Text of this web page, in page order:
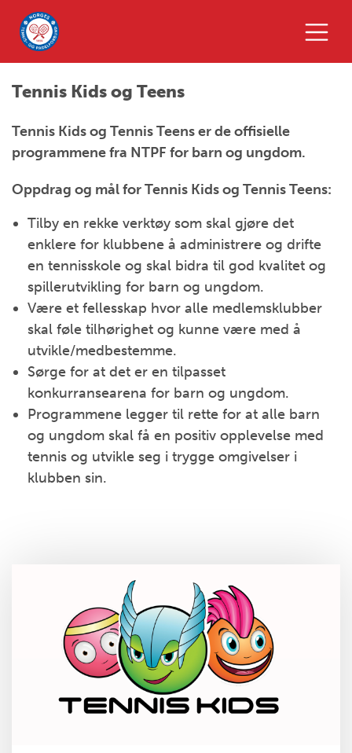
Tennis Kids og Teens
Tennis Kids og Tennis Teens er de offisielle
programmene fra NTPF for barn og ungdom.
Oppdrag og mål for Tennis Kids og Tennis Teens:
Tilby en rekke verktøy som skal gjøre det
enklere for klubbene å administrere og drifte
en tennisskole og skal bidra til god kvalitet og
spillerutvikling for barn og ungdom.
Være et fellesskap hvor alle medlemsklubber
skal føle tilhørighet og kunne være med å
utvikle/medbestemme.
Sørge for at det er en tilpasset
konkurransearena for barn og ungdom.
Programmene legger til rette for at alle barn
og ungdom skal få en positiv opplevelse med
tennis og utvikle seg i trygge omgivelser i
klubben sin.